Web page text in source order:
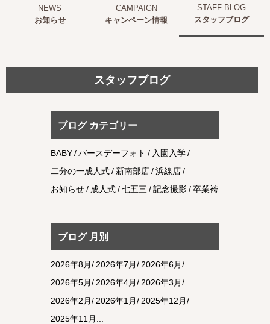
お知らせ キャンペーン情報 スタッフブログ
スタッフブログ
ブログ カテゴリー
BABY バースデーフォト
入園入学
二分の一成人式
新南部店
浜線店
お知らせ
成人式 七五三 記念撮影 卒業袴
ブログ 月別
2026年8月 2026年7月
2026年6月
2026年5月
2026年4月
2026年3月
2026年2月
2026年1月
2025年12月
2025年11月